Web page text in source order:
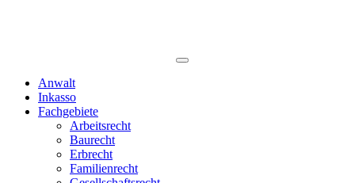
Anwalt
Inkasso
Fachgebiete
Arbeitsrecht
Baurecht
Erbrecht
Familienrecht